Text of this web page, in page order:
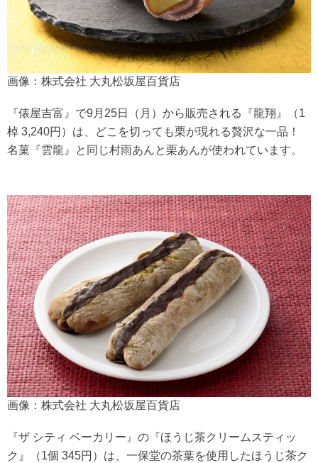
画像：株式会社 大丸松坂屋百貨店
『俵屋吉富』で9月25日（月）から販売される『龍翔』（1
棹 3,240円）は、どこを切っても栗が現れる贅沢な一品！
名菓『雲龍』と同じ村雨あんと栗あんが使われています。
画像：株式会社 大丸松坂屋百貨店
『ザ シティ ベーカリー』の『ほうじ茶クリームスティッ
ク』（1個 345円）は、一保堂の茶葉を使用したほうじ茶ク